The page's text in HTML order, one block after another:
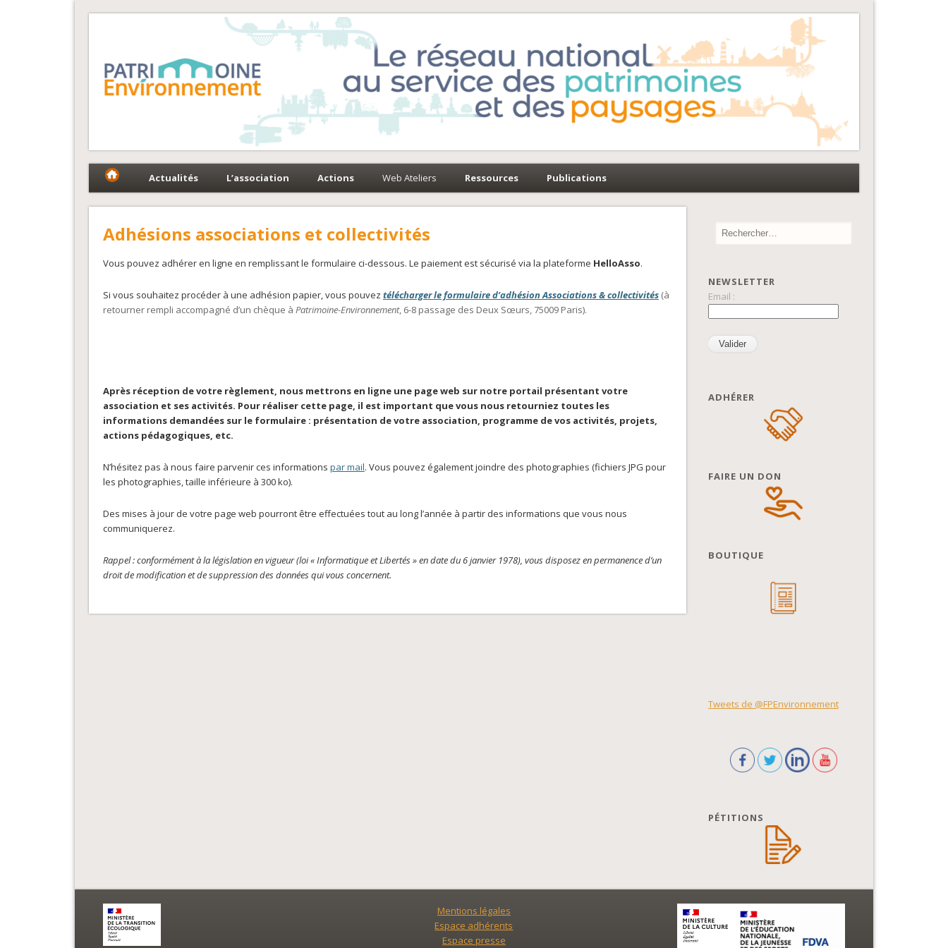
Fédération Patrimoine-Environnement
Actualités L’association Actions Web Ateliers Ressources Publications
Adhésions associations et collectivités
Vous pouvez adhérer en ligne en remplissant le formulaire ci-dessous. Le paiement est sécurisé via la plateforme HelloAsso.
Si vous souhaitez procéder à une adhésion papier, vous pouvez télécharger le formulaire d’adhésion Associations & collectivités(à
retourner rempli accompagné d’un chèque à Patrimoine-Environnement, 6-8 passage des Deux Sœurs, 75009 Paris).
Après réception de votre règlement, nous mettrons en ligne une page web sur notre portail présentant votre
association et ses activités. Pour réaliser cette page, il est important que vous nous retourniez toutes les
informations demandées sur le formulaire : présentation de votre association, programme de vos activités, projets,
actions pédagogiques, etc.
N’hésitez pas à nous faire parvenir ces informations par mail. Vous pouvez également joindre des photographies (fichiers JPG pour
les photographies, taille inférieure à 300 ko).
Des mises à jour de votre page web pourront être effectuées tout au long l’année à partir des informations que vous nous
communiquerez.
Rappel : conformément à la législation en vigueur (loi « Informatique et Libertés » en date du 6 janvier 1978), vous disposez en permanence d’un
droit de modification et de suppression des données qui vous concernent.
NEWSLETTER
Email :
ADHÉRER
FAIRE UN DON
BOUTIQUE
Tweets de @FPEnvironnement
PÉTITIONS
Mentions légales
Espace adhérents
Espace presse